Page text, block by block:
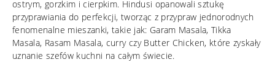
ostrym, gorzkim i cierpkim. Hindusi opanowali sztukę
przyprawiania do perfekcji, tworząc z przypraw jednorodnych
fenomenalne mieszanki, takie jak: Garam Masala, Tikka
Masala, Rasam Masala, curry czy Butter Chicken, które zyskały
uznanie szefów kuchni na całym świecie.